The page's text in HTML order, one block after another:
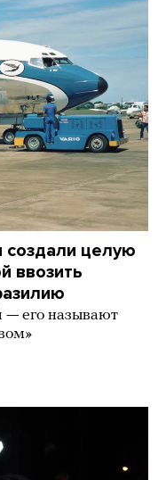
создали целую
ввозить
— его называют